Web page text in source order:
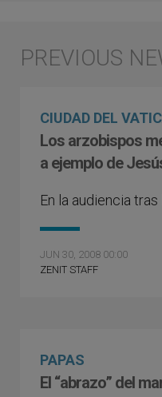
CIUDAD DEL
Los arzobispos
a ejemplo de
En la audiencia
JUN 30, 2008 00:00
ZENIT STAFF
PAPAS
El “abrazo” del